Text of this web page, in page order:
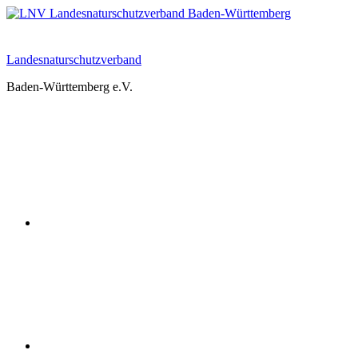
Zum
Landesnaturschutzverband
Baden-Württemberg e.V.